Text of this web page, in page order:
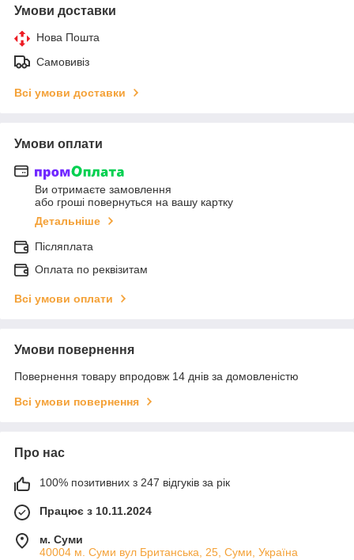
Умови доставки
Нова Пошта
Самовивіз
Всі умови доставки
Умови оплати
Ви отримаєте замовлення
або гроші повернуться на вашу картку
Детальніше
Післяплата
Оплата по реквізитам
Всі умови оплати
Умови повернення
Повернення товару впродовж 14 днів за домовленістю
Всі умови повернення
Про нас
100% позитивних з 247 відгуків за рік
Працює з 10.11.2024
м. Суми
40004 м. Суми вул Британська, 25, Суми, Україна